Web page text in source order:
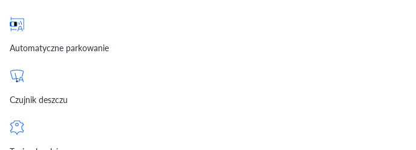
Automatyczne parkowanie
Czujnik deszczu